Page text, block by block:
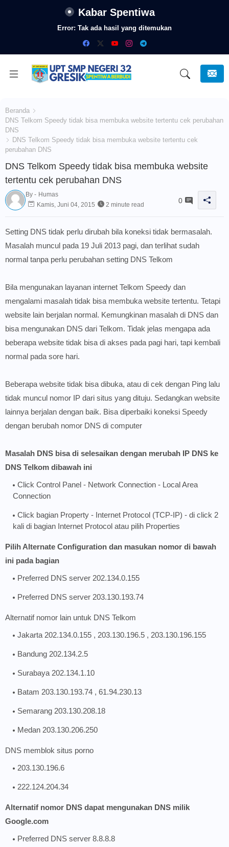
Kabar Spentiwa
Error: Tak ada hasil yang ditemukan
Beranda
DNS Telkom Speedy tidak bisa membuka website tertentu cek perubahan
DNS
DNS Telkom Speedy tidak bisa membuka website tertentu cek
perubahan DNS
DNS Telkom Speedy tidak bisa membuka website
tertentu cek perubahan DNS
By - Humas
Kamis, Juni 04, 2015
2 minute read 0
Setting DNS tidak perlu dirubah bila koneksi tidak bermasalah.
Masalah muncul pada 19 Juli 2013 pagi, dan terlihat sudah
normal tanpa perlu perubahan setting DNS Telkom
Bila mengunakan layanan internet Telkom Speedy dan
mengalami masalah tidak bisa membuka website tertentu. Tetapi
website lain berjalan normal. Kemungkinan masalah di DNS dan
bisa mengunakan DNS dari Telkom. Tidak jelas mengapa ada
beberapa website tidak bisa di akses pada pagi hari, tapi kembali
normal pada sore hari.
Beberapa website tidak bisa dibuka, atau di cek dengan Ping lalu
tidak muncul nomor IP dari situs yang dituju. Sedangkan website
lainnya berjalan dengan baik. Bisa diperbaiki koneksi Speedy
dengan berubah nomor DNS di computer
Masalah DNS bisa di selesaikan dengan merubah IP DNS ke
DNS Telkom dibawah ini
Click Control Panel - Network Connection - Local Area
Connection
Click bagian Property - Internet Protocol (TCP-IP) - di click 2
kali di bagian Internet Protocol atau pilih Properties
Pilih Alternate Configuration dan masukan nomor di bawah
ini pada bagian
Preferred DNS server 202.134.0.155
Preferred DNS server 203.130.193.74
Alternatif nomor lain untuk DNS Telkom
Jakarta 202.134.0.155 , 203.130.196.5 , 203.130.196.155
Bandung 202.134.2.5
Surabaya 202.134.1.10
Batam 203.130.193.74 , 61.94.230.13
Semarang 203.130.208.18
Medan 203.130.206.250
DNS memblok situs porno
203.130.196.6
222.124.204.34
Alternatif nomor DNS dapat mengunakan DNS milik
Google.com
Preferred DNS server 8.8.8.8